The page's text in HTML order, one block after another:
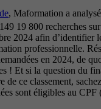
, Maformation a
19 800 recherches
2024 afin d’identifier
professionnelle.
en 2024, de
! Et si la question du
de ce classement,
sont éligibles au CPF